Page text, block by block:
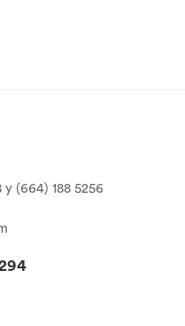
(664) 188 5256